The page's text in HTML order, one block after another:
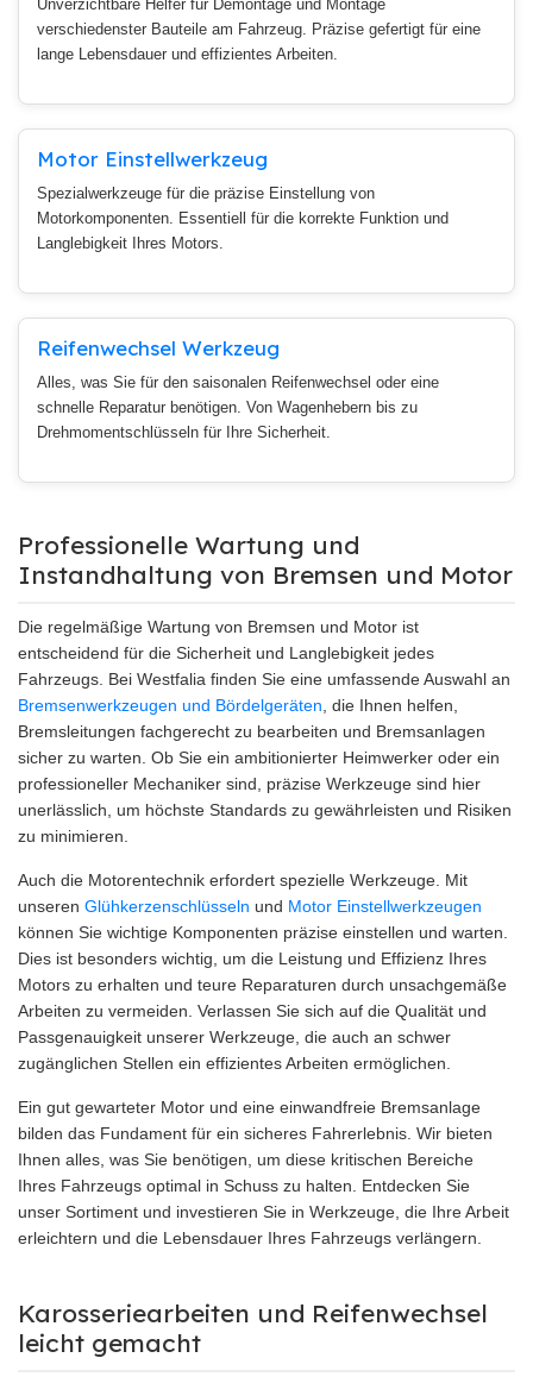
Unverzichtbare Helfer für Demontage und Montage
verschiedenster Bauteile am Fahrzeug. Präzise gefertigt für eine
lange Lebensdauer und effizientes Arbeiten.
Motor Einstellwerkzeug
Spezialwerkzeuge für die präzise Einstellung von
Motorkomponenten. Essentiell für die korrekte Funktion und
Langlebigkeit Ihres Motors.
Reifenwechsel Werkzeug
Alles, was Sie für den saisonalen Reifenwechsel oder eine
schnelle Reparatur benötigen. Von Wagenhebern bis zu
Drehmomentschlüsseln für Ihre Sicherheit.
Professionelle Wartung und
Instandhaltung von Bremsen und Motor
Die regelmäßige Wartung von Bremsen und Motor ist
entscheidend für die Sicherheit und Langlebigkeit jedes
Fahrzeugs. Bei Westfalia finden Sie eine umfassende Auswahl an
Bremsenwerkzeugen und Bördelgeräten, die Ihnen helfen,
Bremsleitungen fachgerecht zu bearbeiten und Bremsanlagen
sicher zu warten. Ob Sie ein ambitionierter Heimwerker oder ein
professioneller Mechaniker sind, präzise Werkzeuge sind hier
unerlässlich, um höchste Standards zu gewährleisten und Risiken
zu minimieren.
Auch die Motorentechnik erfordert spezielle Werkzeuge. Mit
unseren Glühkerzenschlüsseln und Motor Einstellwerkzeugen
können Sie wichtige Komponenten präzise einstellen und warten.
Dies ist besonders wichtig, um die Leistung und Effizienz Ihres
Motors zu erhalten und teure Reparaturen durch unsachgemäße
Arbeiten zu vermeiden. Verlassen Sie sich auf die Qualität und
Passgenauigkeit unserer Werkzeuge, die auch an schwer
zugänglichen Stellen ein effizientes Arbeiten ermöglichen.
Ein gut gewarteter Motor und eine einwandfreie Bremsanlage
bilden das Fundament für ein sicheres Fahrerlebnis. Wir bieten
Ihnen alles, was Sie benötigen, um diese kritischen Bereiche
Ihres Fahrzeugs optimal in Schuss zu halten. Entdecken Sie
unser Sortiment und investieren Sie in Werkzeuge, die Ihre Arbeit
erleichtern und die Lebensdauer Ihres Fahrzeugs verlängern.
Karosseriearbeiten und Reifenwechsel
leicht gemacht